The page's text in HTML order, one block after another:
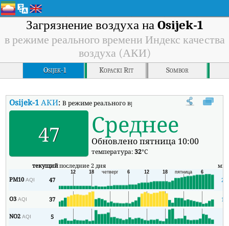
Загрязнение воздуха на Osijek-1
в режиме реального времени Индекс качества
воздуха (АКИ)
Osijek-1 Kopacki Rit Sombor
Osijek-1 АКИ:В режиме реального времени Индекс качества
47 Среднее
Обновлено пятница 10:00
температура:32°C
текущийпоследние 2 дня
PM10AQI 47 29
O3AQI 37 17
NO2AQI 5